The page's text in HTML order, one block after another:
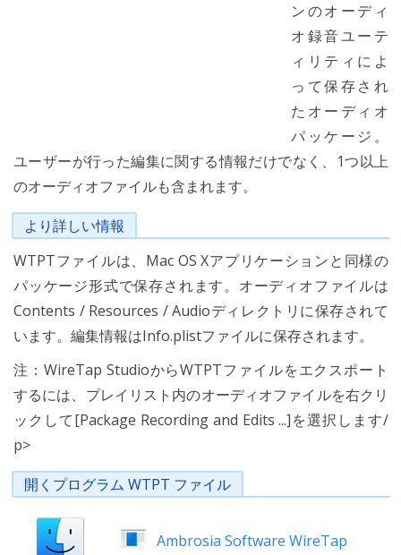
ンのオーディ
オ録音ユーテ
ィリティによ
って保存され
たオーディオ
パッケージ。
ユーザーが行った編集に関する情報だけでなく、1つ以上
のオーディオファイルも含まれます。
より詳しい情報
WTPTファイルは、Mac OS Xアプリケーションと同様の
パッケージ形式で保存されます。オーディオファイルは
Contents / Resources / Audioディレクトリに保存されて
います。編集情報はInfo.plistファイルに保存されます。
注：WireTap StudioからWTPTファイルをエクスポート
するには、プレイリスト内のオーディオファイルを右クリ
ックして[Package Recording and Edits ...]を選択します/
p>
開くプログラム WTPT ファイル
Ambrosia Software WireTap